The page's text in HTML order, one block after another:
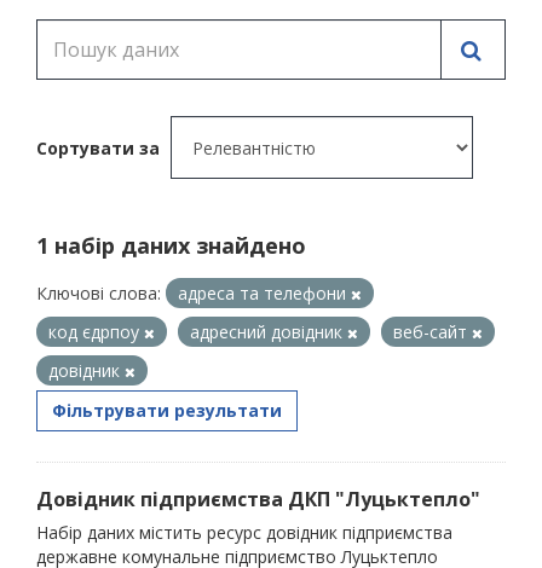
Сортувати за
1 набір даних знайдено
Ключові слова:
адреса та телефони
код єдрпоу
адресний довідник
веб-сайт
довідник
Фільтрувати результати
Довідник підприємства ДКП "Луцьктепло"
Набір даних містить ресурс довідник підприємства
державне комунальне підприємство Луцьктепло